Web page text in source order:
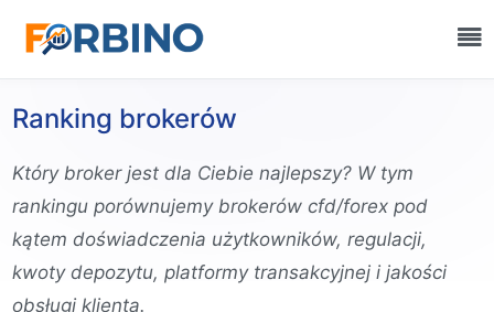
Ranking brokerów
Który broker jest dla Ciebie najlepszy? W tym
rankingu porównujemy brokerów cfd/forex pod
kątem doświadczenia użytkowników, regulacji,
kwoty depozytu, platformy transakcyjnej i jakości
obsługi klienta.